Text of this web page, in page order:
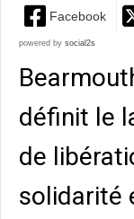
Facebook
powered by social2s
définit le
de
solidarité